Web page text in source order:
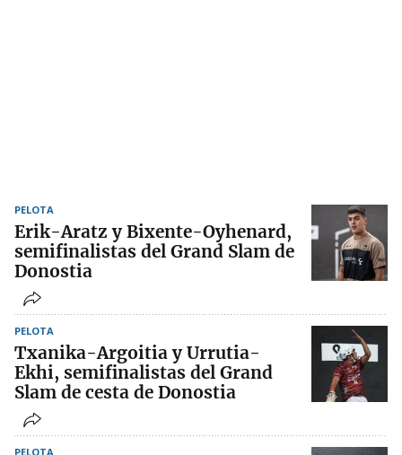
PELOTA
Erik-Aratz y Bixente-Oyhenard,
semifinalistas del Grand Slam de
Donostia
PELOTA
Txanika-Argoitia y Urrutia-
Ekhi, semifinalistas del Grand
Slam de cesta de Donostia
PELOTA